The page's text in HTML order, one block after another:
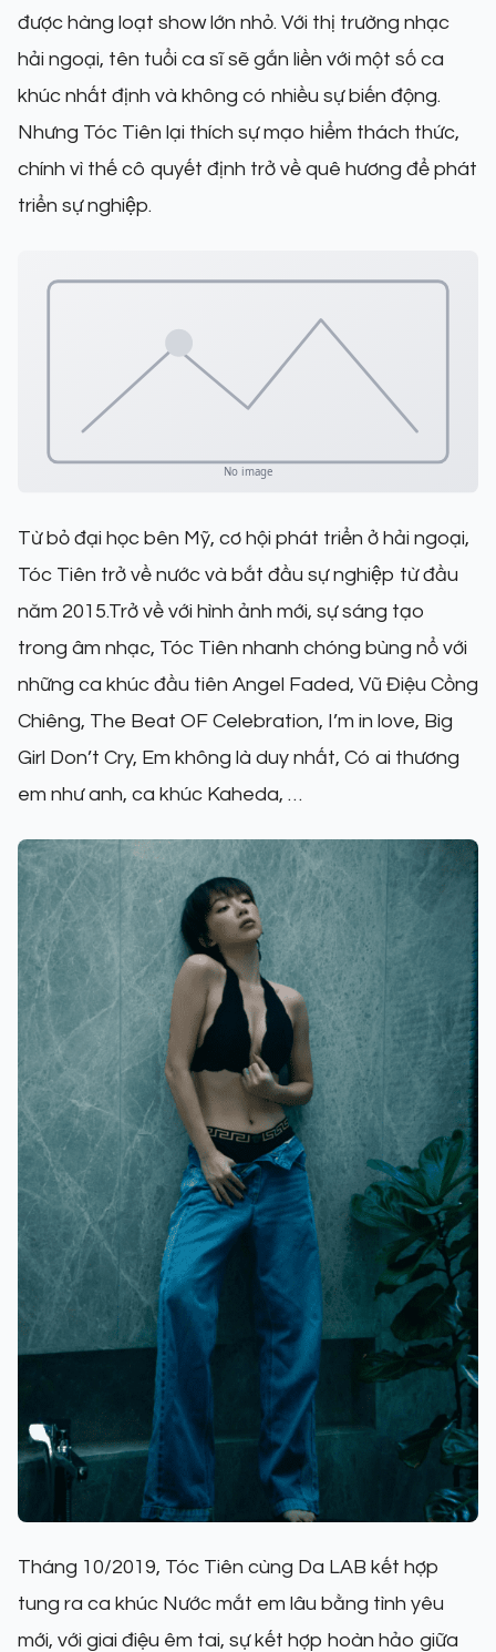
được hàng loạt show lớn nhỏ. Với thị trường nhạc
hải ngoại, tên tuổi ca sĩ sẽ gắn liền với một số ca
khúc nhất định và không có nhiều sự biến động.
Nhưng Tóc Tiên lại thích sự mạo hiểm thách thức,
chính vì thế cô quyết định trở về quê hương để phát
triển sự nghiệp.
Từ bỏ đại học bên Mỹ, cơ hội phát triển ở hải ngoại,
Tóc Tiên trở về nước và bắt đầu sự nghiệp từ đầu
năm 2015.Trở về với hình ảnh mới, sự sáng tạo
trong âm nhạc, Tóc Tiên nhanh chóng bùng nổ với
những ca khúc đầu tiên Angel Faded, Vũ Điệu Cồng
Chiêng, The Beat OF Celebration, I’m in love, Big
Girl Don’t Cry, Em không là duy nhất, Có ai thương
em như anh, ca khúc Kaheda, …
Tháng 10/2019, Tóc Tiên cùng Da LAB kết hợp
tung ra ca khúc Nước mắt em lâu bằng tình yêu
mới, với giai điệu êm tai, sự kết hợp hoàn hảo giữa